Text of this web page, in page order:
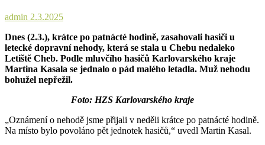
admin 2.3.2025
Dnes (2.3.), krátce po patnácté hodině, zasahovali hasiči u
letecké dopravní nehody, která se stala u Chebu nedaleko
Letiště Cheb. Podle mluvčího hasičů Karlovarského kraje
Martina Kasala se jednalo o pád malého letadla. Muž nehodu
bohužel nepřežil.
Foto: HZS Karlovarského kraje
„Oznámení o nehodě jsme přijali v neděli krátce po patnácté hodině.
Na místo bylo povoláno pět jednotek hasičů,“ uvedl Martin Kasal.